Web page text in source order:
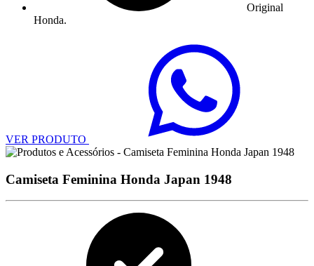
Original
Honda.
VER PRODUTO
Camiseta Feminina Honda Japan 1948